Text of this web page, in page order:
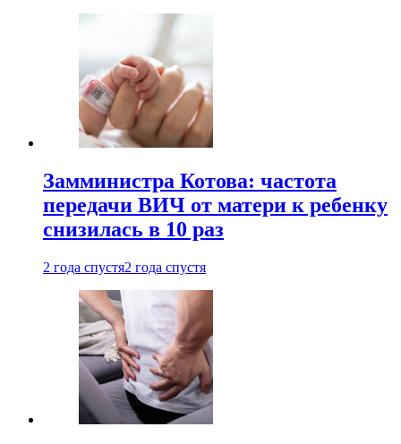
Замминистра Котова: частота
передачи ВИЧ от матери к ребенку
снизилась в 10 раз
2 года спустя2 года спустя